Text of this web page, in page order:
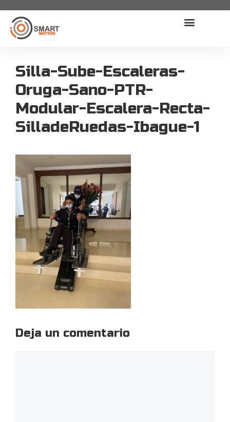
Silla-Sube-Escaleras-
Oruga-Sano-PTR-
Modular-Escalera-Recta-
SilladeRuedas-Ibague-1
Deja un comentario